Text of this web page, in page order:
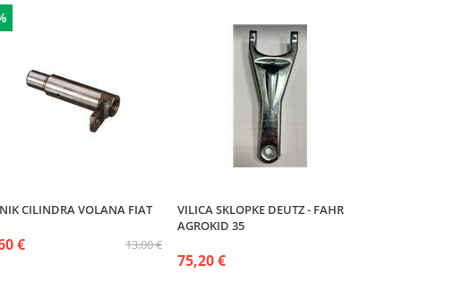
CILINDRA VOLANA FIAT
13,00 €
€
VILICA SKLOPKE DEUTZ - FAHR
AGROKID 35
75,20 €